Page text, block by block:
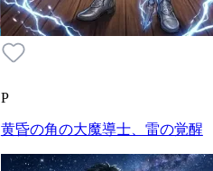
P
黄昏の角の大魔導士、雷の覚醒